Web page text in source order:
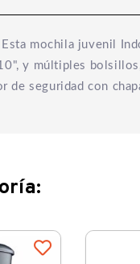
mochila juvenil
y múltiples
de seguridad con